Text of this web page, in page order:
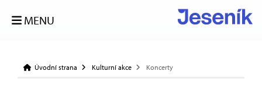
MENU
Úvodní strana Kulturní akce Koncerty